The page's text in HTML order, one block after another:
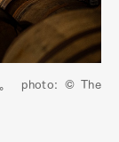
。 photo: © The